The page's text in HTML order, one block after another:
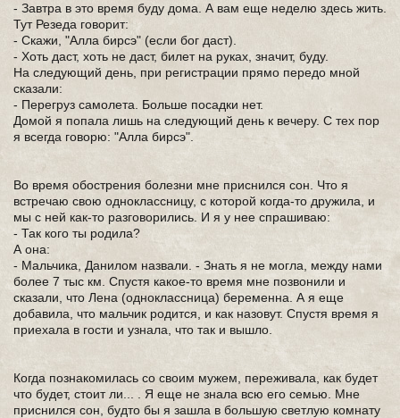
- Завтра в это время буду дома. А вам еще неделю здесь жить.
Тут Резеда говорит:
- Скажи, "Алла бирсэ" (если бог даст).
- Хоть даст, хоть не даст, билет на руках, значит, буду.
На следующий день, при регистрации прямо передо мной
сказали:
- Перегруз самолета. Больше посадки нет.
Домой я попала лишь на следующий день к вечеру. С тех пор
я всегда говорю: "Алла бирсэ".
Во время обострения болезни мне приснился сон. Что я
встречаю свою одноклассницу, с которой когда-то дружила, и
мы с ней как-то разговорились. И я у нее спрашиваю:
- Так кого ты родила?
А она:
- Мальчика, Данилом назвали. - Знать я не могла, между нами
более 7 тыс км. Спустя какое-то время мне позвонили и
сказали, что Лена (одноклассница) беременна. А я еще
добавила, что мальчик родится, и как назовут. Спустя время я
приехала в гости и узнала, что так и вышло.
Когда познакомилась со своим мужем, переживала, как будет
что будет, стоит ли... . Я еще не знала всю его семью. Мне
приснился сон, будто бы я зашла в большую светлую комнату